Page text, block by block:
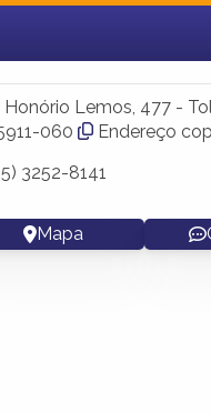
login
conta
Honório Lemos, 477 -
060
Endereço
3252-8141
Mapa